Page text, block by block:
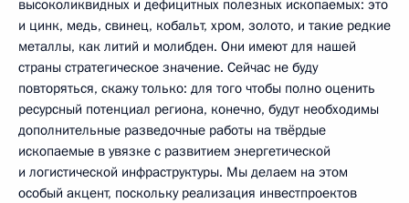
высоколиквидных и дефицитных полезных ископаемых: это
и цинк, медь, свинец, кобальт, хром, золото, и такие редкие
металлы, как литий и молибден. Они имеют для нашей
страны стратегическое значение. Сейчас не буду
повторяться, скажу только: для того чтобы полно оценить
ресурсный потенциал региона, конечно, будут необходимы
дополнительные разведочные работы на твёрдые
ископаемые в увязке с развитием энергетической
и логистической инфраструктуры. Мы делаем на этом
особый акцент, поскольку реализация инвестпроектов